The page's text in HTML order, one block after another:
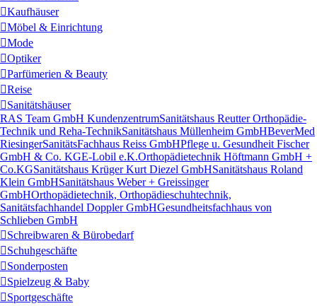
Kaufhäuser
Möbel & Einrichtung
Mode
Optiker
Parfümerien & Beauty
Reise
Sanitätshäuser
RAS Team GmbH KundenzentrumSanitätshaus Reutter Orthopädie-
Technik und Reha-TechnikSanitätshaus Müllenheim GmbHBeverMed
RiesingerSanitätsFachhaus Reiss GmbHPflege u. Gesundheit Fischer
GmbH & Co. KGE-Lobil e.K.Orthopädietechnik Höftmann GmbH +
Co.KGSanitätshaus Krüger Kurt Diezel GmbHSanitätshaus Roland
Klein GmbHSanitätshaus Weber + Greissinger
GmbHOrthopädietechnik, Orthopädieschuhtechnik,
Sanitätsfachhandel Doppler GmbHGesundheitsfachhaus von
Schlieben GmbH
Schreibwaren & Bürobedarf
Schuhgeschäfte
Sonderposten
Spielzeug & Baby
Sportgeschäfte